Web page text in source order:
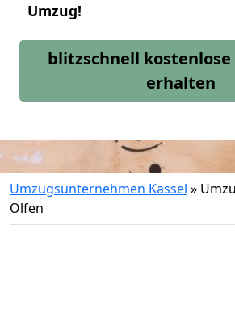
Umzug!
blitzschnell
erhalten
Umzugsunternehmen Kassel »
Olfen